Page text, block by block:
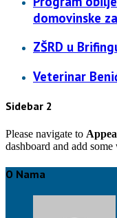
domovinske
ZŠRD u
Veterinar
Sidebar 2
Please navigate to
dashboard and add
O Nama